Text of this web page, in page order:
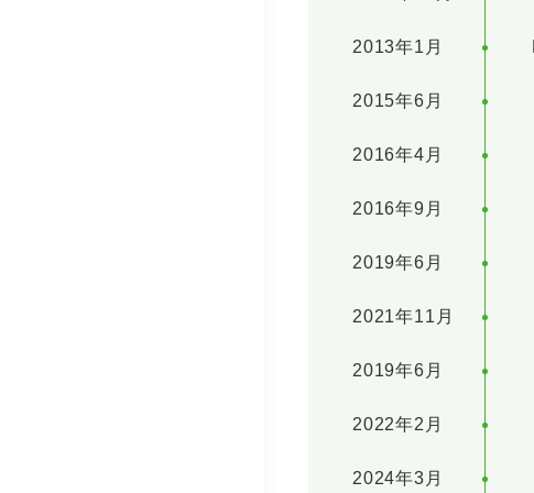
2013年1月
2015年6月
2016年4月
2016年9月
2019年6月
2021年11月
2019年6月
2022年2月
2024年3月